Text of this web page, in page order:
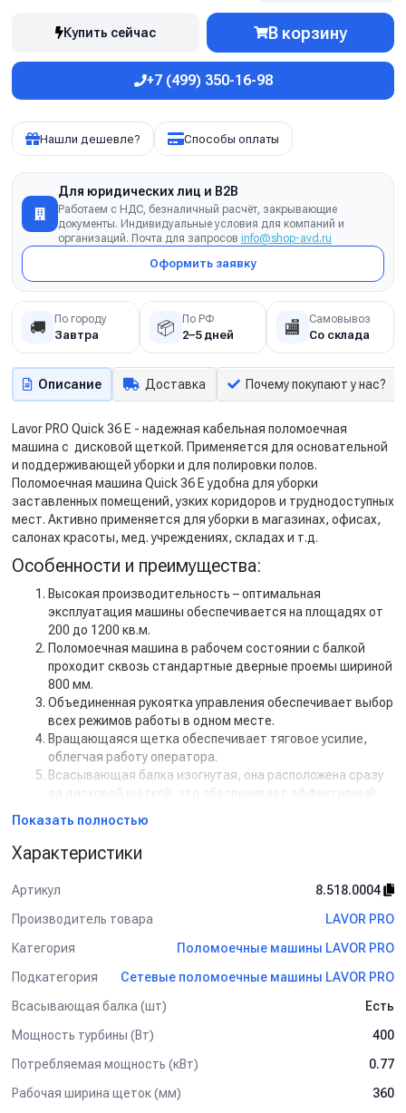
Купить сейчас В корзину
+7 (499) 350-16-98
Нашли дешевле? Способы оплаты
Для юридических лиц и B2B
Работаем с НДС, безналичный расчёт, закрывающие
документы. Индивидуальные условия для компаний и
организаций. Почта для запросов info@shop-avd.ru
Оформить заявку
🚚 По городу
Завтра 📦 По РФ
2–5 дней 🏬 Самовывоз
Со склада
Описание Доставка Почему покупают у нас?
Lavor PRO Quick 36 E - надежная кабельная поломоечная
машина с дисковой щеткой. Применяется для основательной
и поддерживающей уборки и для полировки полов.
Поломоечная машина Quick 36 E удобна для уборки
заставленных помещений, узких коридоров и труднодоступных
мест. Активно применяется для уборки в магазинах, офисах,
салонах красоты, мед. учреждениях, складах и т.д.
Особенности и преимущества:
Высокая производительность – оптимальная
эксплуатация машины обеспечивается на площадях от
200 до 1200 кв.м.
Поломоечная машина в рабочем состоянии с балкой
проходит сквозь стандартные дверные проемы шириной
800 мм.
Объединенная рукоятка управления обеспечивает выбор
всех режимов работы в одном месте.
Вращающаяся щетка обеспечивает тяговое усилие,
облегчая работу оператора.
Всасывающая балка изогнутая, она расположена сразу
за дисковой щёткой, что обеспечивает эффективный
поверхности.
Легко складывающаяся ручка даёт возможность
перевозить машину в багажнике авто и в лифте. При
хранении поломоечная машина занимает мало места.
Система двух баков.
Бак для грязной воды легко снимается и утилизируется
который также можно использовать по необходимости.
Проста в обслуживании – основные изнашивающиеся
Цельный корпус из полипропилена низкого давления.
Колёсики для удобства транспортировки и
перемещения, 2 шт.
Показать полностью
Характеристики
Артикул
8.518.0004
Производитель товара
LAVOR PRO
Категория
Поломоечные машины LAVOR PRO
Подкатегория
Сетевые поломоечные машины LAVOR PRO
Всасывающая балка (шт)
Есть
Мощность турбины (Вт)
400
Потребляемая мощность (кВт)
0.77
Рабочая ширина щеток (мм)
360